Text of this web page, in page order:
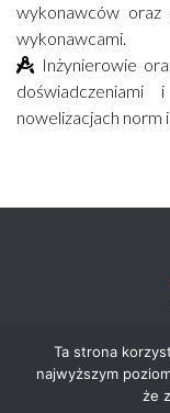
wykonawców oraz
wykonawcami.
Inżynierowie
nowelizacjach norm
Statyka.info©
Ta strona
najwyższym
że